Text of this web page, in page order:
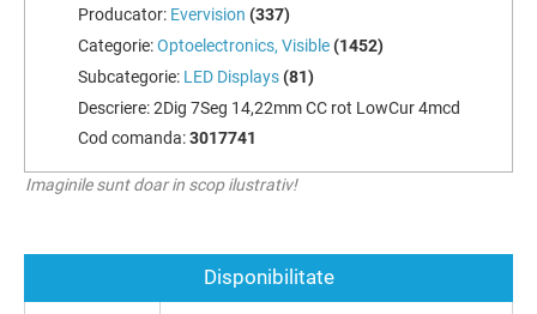
Producator: Evervision (337)
Categorie:Optoelectronics, Visible (1452)
Subcategorie: LED Displays (81)
Descriere:2Dig 7Seg 14,22mm CC rot LowCur 4mcd
Cod comanda:3017741
Imaginile sunt doar in scop ilustrativ!
Disponibilitate